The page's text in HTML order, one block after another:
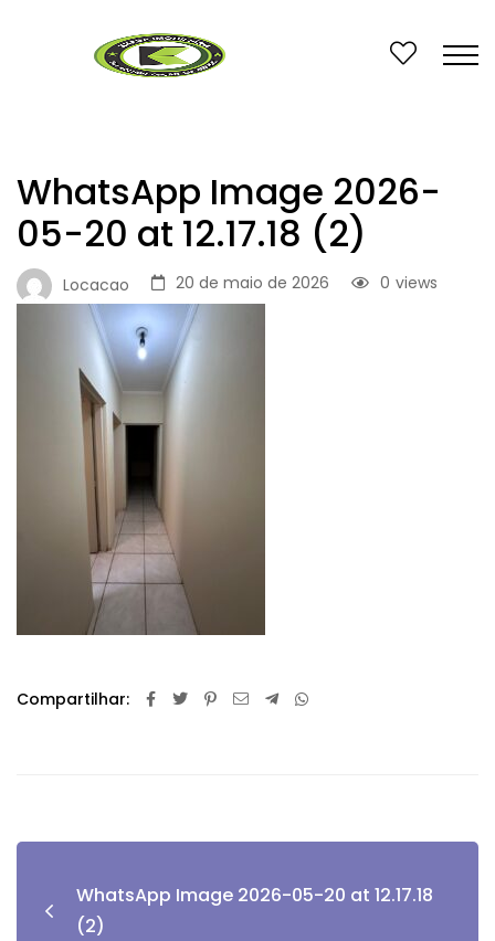
WhatsApp Image 2026-
05-20 at 12.17.18 (2)
Locacao 20 de maio de 2026 views
0
Compartilhar:
WhatsApp Image 2026-05-20 at 12.17.18
(2)